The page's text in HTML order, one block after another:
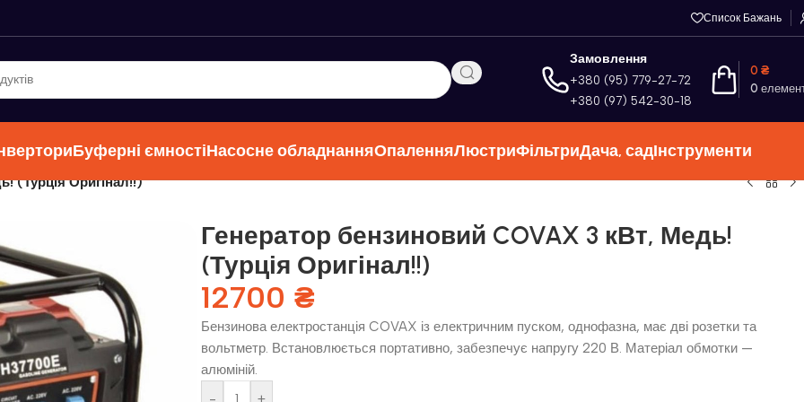
Список Бажань
Замовлення
+380 (95) 779-27-72
+380 (97) 542-30-18
0
0 ₴
Буферні ємностіНасосне обладнанняОпаленняЛюстриФільтриДача, садІнструменти
(Турція Оригінал!!)
Генератор бензиновий COVAX 3 кВт, Медь!
(Турція Оригінал!!)
12700 ₴
Бензинова електростанція COVAX із електричним пуском, однофазна, має дві розетки та
вольтметр. Встановлюється портативно, забезпечує напругу 220 В. Матеріал обмотки —
алюміній.